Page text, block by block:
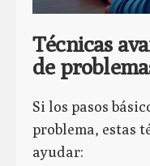
Técnicas
de
Si los pasos
problema, estas
ayudar: